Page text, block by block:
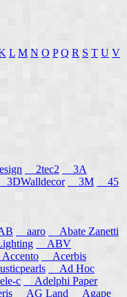
L M N O P Q R S T U V
2tec2
3A
3DWalldecor 3M
45
aaro
Abate Zanetti
ABV
Acerbis
Ad Hoc
c
Adelphi Paper
AG Land Agape